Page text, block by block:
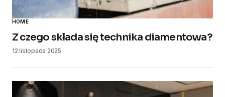
HOME
​Z czego składa się technika diamentowa?
12 listopada 2025